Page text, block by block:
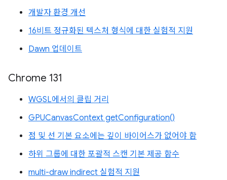
개발자 환경 개선
16비트 정규화된 텍스처 형식에 대한 실험적 지원
Dawn 업데이트
Chrome 131
WGSL에서의 클립 거리
GPUCanvasContext getConfiguration()
점 및 선 기본 요소에는 깊이 바이어스가 없어야 함
하위 그룹에 대한 포괄적 스캔 기본 제공 함수
multi-draw indirect 실험적 지원